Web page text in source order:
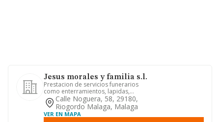
Jesus morales y familia s.l.
Prestacion de servicios funerarios
como enterramientos, lapidas,
transformacion de marmoles compra
...
Calle Noguera, 58, 29180,
Riogordo Malaga, Malaga
VER EN MAPA